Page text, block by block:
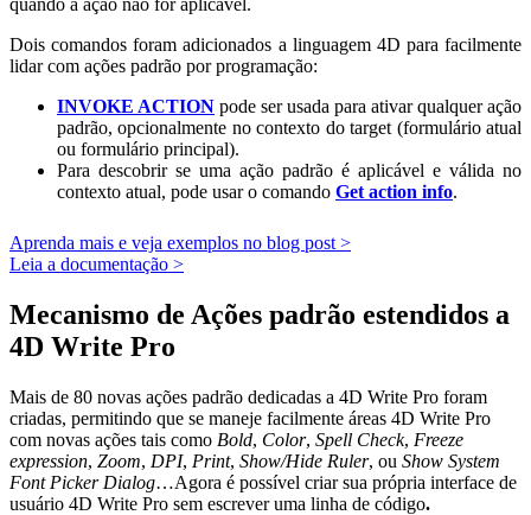
Dois comandos foram adicionados a linguagem 4D para facilmente
lidar com ações padrão por programação:
INVOKE ACTION pode ser usada para ativar qualquer ação
padrão, opcionalmente no contexto do target (formulário atual
ou formulário principal).
Para descobrir se uma ação padrão é aplicável e válida no
contexto atual, pode usar o comando Get action info.
Aprenda mais e veja exemplos no blog post >
Leia a documentação >
Mecanismo de Ações padrão estendidos a
4D Write Pro
Mais de 80 novas ações padrão dedicadas a 4D Write Pro foram
criadas, permitindo que se maneje facilmente áreas 4D Write Pro
com novas ações tais como Bold, Color, Spell Check, Freeze
expression, Zoom, DPI, Print, Show/Hide Ruler, ou Show System
Font Picker Dialog…Agora é possível criar sua própria interface de
usuário 4D Write Pro sem escrever uma linha de código.